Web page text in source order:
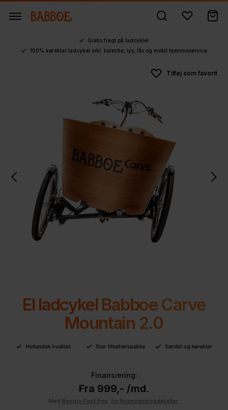
Gratis fragt på ladcykler
100% køreklar ladcykel inkl. kaleche, lys, lås og mobil hjemmeservice
El ladcykel Babboe Carve
Mountain 2.0
Finansiering:
Fra 999,- /md.
Med Resurs Fast Pris Se finansieringsdetaljer